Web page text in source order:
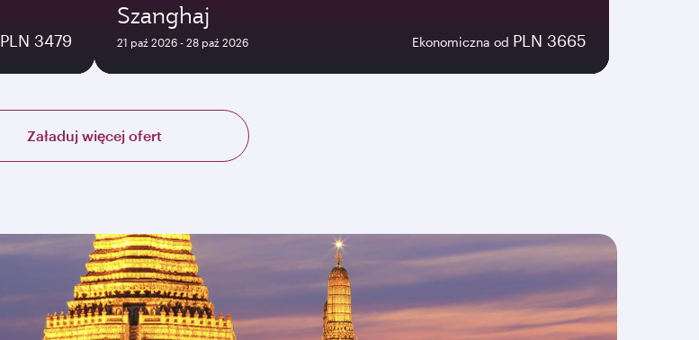
PLN 3479
Szanghaj
21 paź 2026 - 28 paź 2026 Ekonomiczna od PLN 3665
Załaduj więcej ofert